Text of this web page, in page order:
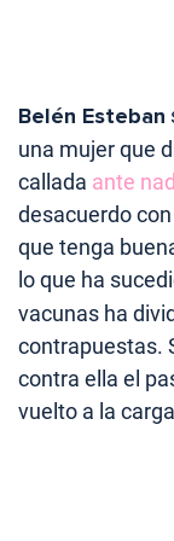
Belén Esteban
una mujer que
callada ante
desacuerdo
que tenga
lo que ha
vacunas ha
contrapuestas.
contra ella el
vuelto a la